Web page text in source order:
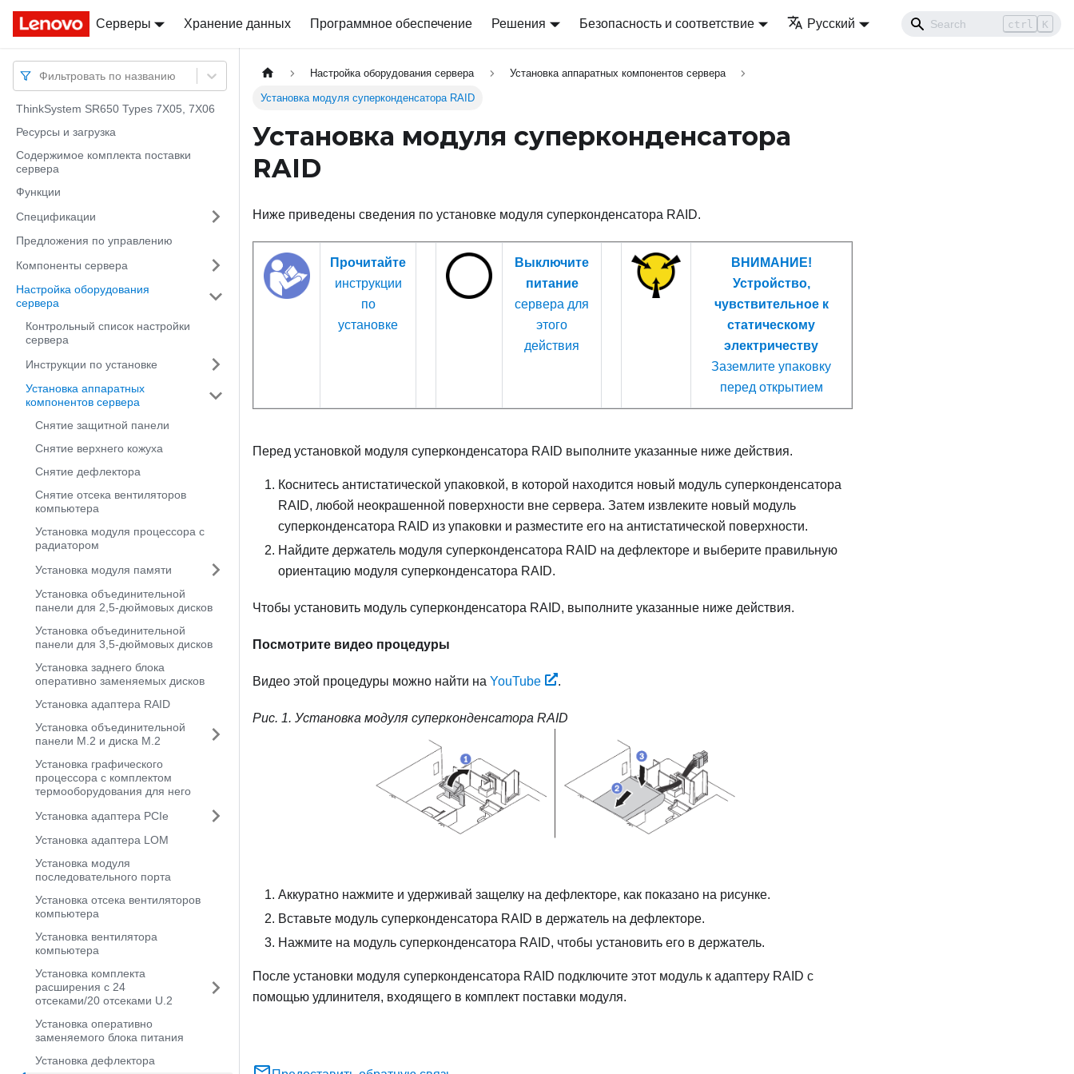
Docs
Серверы Хранение данных Программное обеспечение Решения Безопасность и соответствие Русский ctrl K
Docs
Фильтровать по названию
ThinkSystem SR650 Types 7X05, 7X06
Ресурсы и загрузка
Содержимое комплекта поставки
сервера
Функции
Спецификации
Предложения по управлению
Компоненты сервера
Настройка оборудования
сервера
Контрольный список настройки
сервера
Инструкции по установке
Установка аппаратных
компонентов сервера
Снятие защитной панели
Снятие верхнего кожуха
Снятие дефлектора
Снятие отсека вентиляторов
компьютера
Установка модуля процессора с
радиатором
Установка модуля памяти
Установка объединительной
панели для 2,5-дюймовых дисков
Установка объединительной
панели для 3,5-дюймовых дисков
Установка заднего блока
оперативно заменяемых дисков
Установка адаптера RAID
Установка объединительной
панели M.2 и диска M.2
Установка графического
процессора с комплектом
термооборудования для него
Установка адаптера PCIe
Установка адаптера LOM
Установка модуля
последовательного порта
Установка отсека вентиляторов
компьютера
Установка вентилятора
компьютера
Установка комплекта
расширения с 24
отсеками/20 отсеками U.2
Установка оперативно
заменяемого блока питания
Установка дефлектора
Настройка оборудования сервера Установка аппаратных компонентов сервера
Установка модуля суперконденсатора RAID
Установка модуля суперконденсатора
RAID
Ниже приведены сведения по установке модуля суперконденсатора RAID.
Прочитайте
инструкции
по
установке
Выключите
питание
сервера для
этого
действия
ВНИМАНИЕ!
Устройство,
чувствительное к
статическому
электричеству
Заземлите упаковку
перед открытием
Перед установкой модуля суперконденсатора RAID выполните указанные ниже действия.
Коснитесь антистатической упаковкой, в которой находится новый модуль суперконденсатора
RAID, любой неокрашенной поверхности вне сервера. Затем извлеките новый модуль
суперконденсатора RAID из упаковки и разместите его на антистатической поверхности.
Найдите держатель модуля суперконденсатора RAID на дефлекторе и выберите правильную
ориентацию модуля суперконденсатора RAID.
Чтобы установить модуль суперконденсатора RAID, выполните указанные ниже действия.
Посмотрите видео процедуры
Видео этой процедуры можно найти на YouTube .
Рис. 1. Установка модуля суперконденсатора RAID
Аккуратно нажмите и удерживай защелку на дефлекторе, как показано на рисунке.
Вставьте модуль суперконденсатора RAID в держатель на дефлекторе.
Нажмите на модуль суперконденсатора RAID, чтобы установить его в держатель.
После установки модуля суперконденсатора RAID подключите этот модуль к адаптеру RAID с
помощью удлинителя, входящего в комплект поставки модуля.